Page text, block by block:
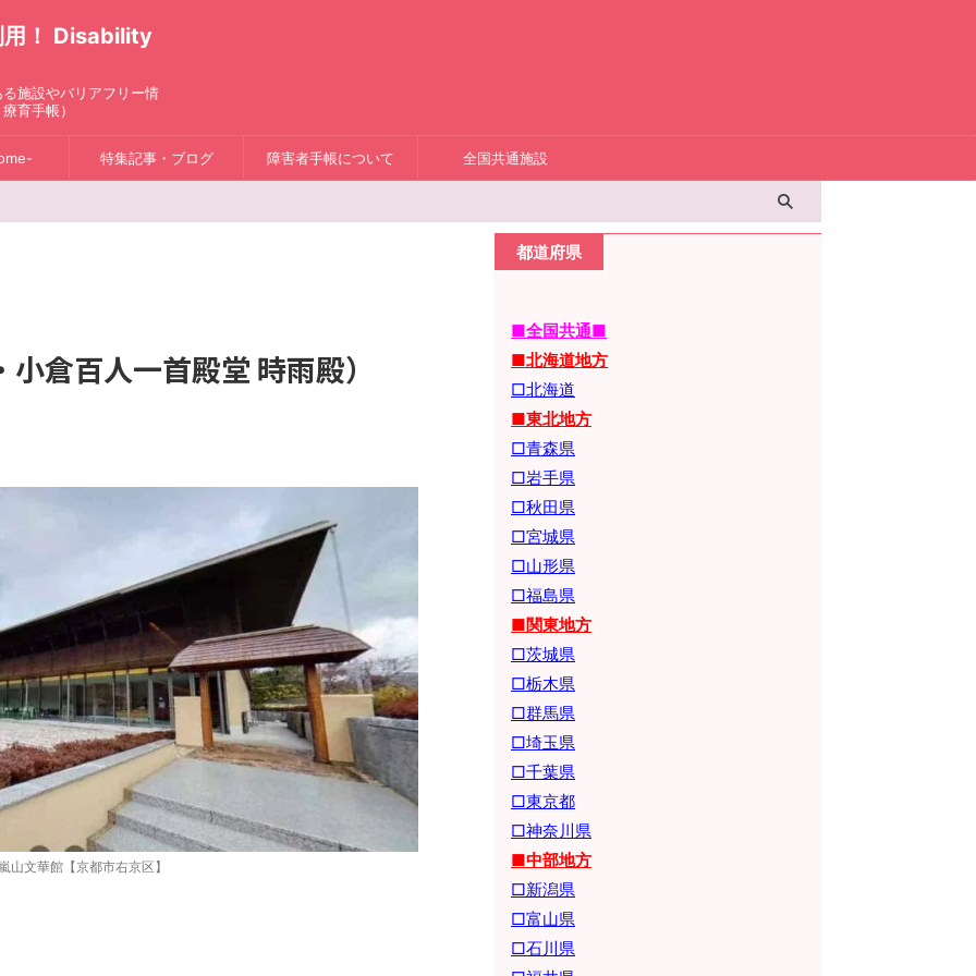
用！ Disability
施設やバリアフリー情
育手帳）
特集記事・ブログ 障害者手帳について 全国共通施設
倉百人一首殿堂 時雨殿）
山文華館【京都市右京区】
都道府県
■全国共通■
■北海道地方
□北海道
■東北地方
□青森県
□岩手県
□秋田県
□宮城県
□山形県
□福島県
■関東地方
□茨城県
□栃木県
□群馬県
□埼玉県
□千葉県
□東京都
□神奈川県
■中部地方
□新潟県
□富山県
□石川県